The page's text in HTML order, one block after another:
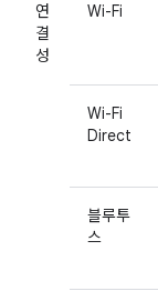
연
결
성
Wi-Fi
Wi-Fi
Direct
블루투
스